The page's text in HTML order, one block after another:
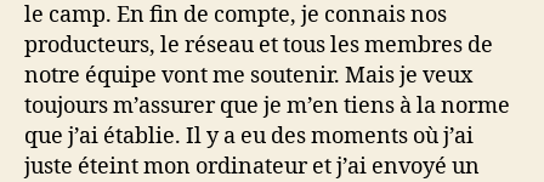
le camp. En fin de compte, je connais nos
producteurs, le réseau et tous les membres de
notre équipe vont me soutenir. Mais je veux
toujours m’assurer que je m’en tiens à la norme
que j’ai établie. Il y a eu des moments où j’ai
juste éteint mon ordinateur et j’ai envoyé un